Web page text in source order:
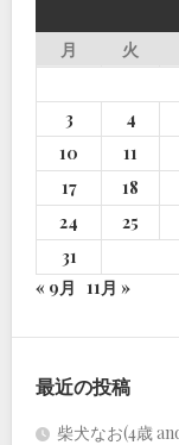
月
火
3
4
10
11
17
18
24
25
31
« 9月 11月 »
最近の投稿
柴犬なお(4歳